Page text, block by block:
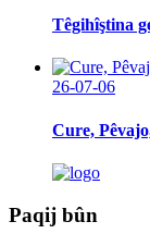
Têgihîştina
26-07-06
Cure,
Paqij bûn